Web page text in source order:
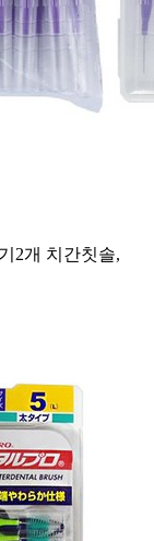
2개 치간칫솔,